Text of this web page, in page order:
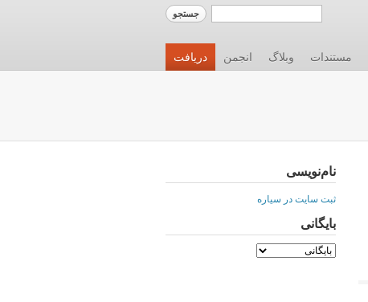
دریافت انجمن وبلاگ مستندات
نام‌نویسی
ثبت سایت در سیاره
بایگانی